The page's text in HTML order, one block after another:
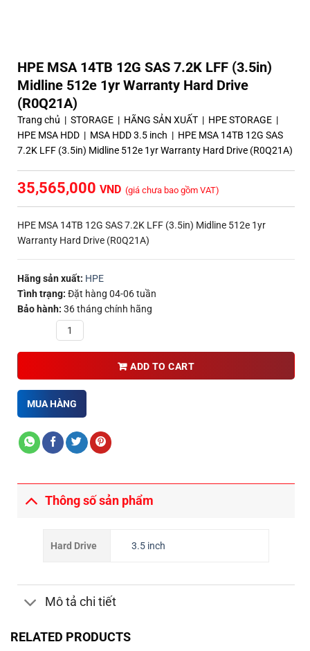
HPE MSA 14TB 12G SAS 7.2K LFF (3.5in)
Midline 512e 1yr Warranty Hard Drive
(R0Q21A)
Trang chủ | STORAGE | HÃNG SẢN XUẤT | HPE STORAGE |
HPE MSA HDD | MSA HDD 3.5 inch | HPE MSA 14TB 12G SAS
7.2K LFF (3.5in) Midline 512e 1yr Warranty Hard Drive (R0Q21A)
35,565,000 (giá chưa bao gồm VAT)
HPE MSA 14TB 12G SAS 7.2K LFF (3.5in) Midline 512e 1yr
Warranty Hard Drive (R0Q21A)
Hãng sản xuất: HPE
Tình trạng: Đặt hàng 04-06 tuần
Bảo hành: 36 tháng chính hãng
ADD TO CART
MUA HÀNG
Thông số sản phẩm
Hard Drive 3.5 inch
Mô tả chi tiết
RELATED PRODUCTS